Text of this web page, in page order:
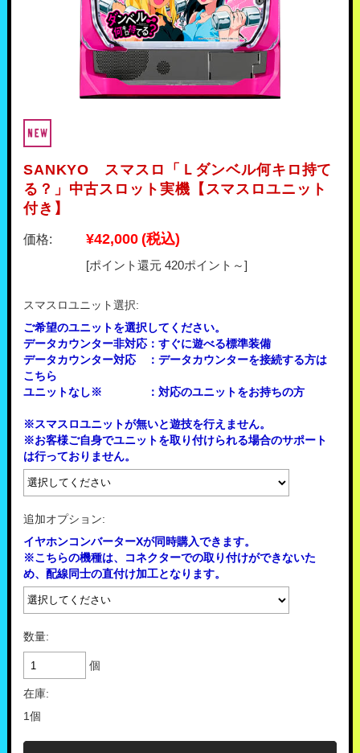
SANKYO スマスロ「Ｌダンベル何キロ持て
る？」中古スロット実機【スマスロユニット
付き】
価格: ¥42,000(税込)
[ポイント還元 420ポイント～]
スマスロユニット選択:
ご希望のユニットを選択してください。
データカウンター非対応：すぐに遊べる標準装備
データカウンター対応 ：データカウンターを接続する方は
こちら
ユニットなし※ ：対応のユニットをお持ちの方
※スマスロユニットが無いと遊技を行えません。
※お客様ご自身でユニットを取り付けられる場合のサポート
は行っておりません。
追加オプション:
イヤホンコンバーターXが同時購入できます。
※こちらの機種は、コネクターでの取り付けができないた
め、配線同士の直付け加工となります。
数量:
個
在庫:
1個